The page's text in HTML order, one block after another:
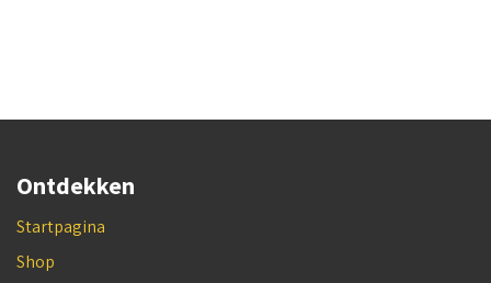
Ontdekken
Startpagina
Shop